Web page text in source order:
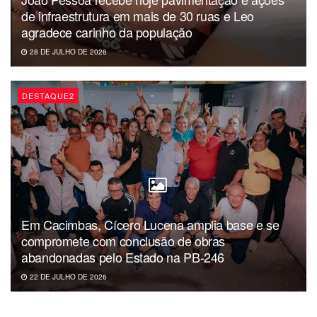
de infraestrutura em mais de 30 ruas e Leo
agradece carinho da população
28 DE JULHO DE 2026
DESTAQUE2
Em Cacimbas, Cícero Lucena amplia base e se
compromete com conclusão de obras
abandonadas pelo Estado na PB-246
22 DE JULHO DE 2026